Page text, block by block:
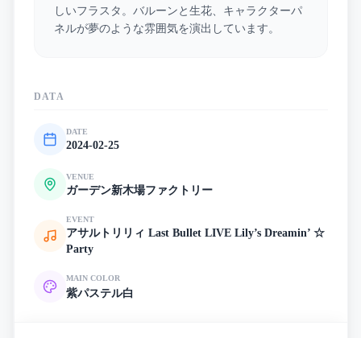
しいフラスタ。バルーンと生花、キャラクターパ
ネルが夢のような雰囲気を演出しています。
DATA
DATE
2024-02-25
VENUE
ガーデン新木場ファクトリー
EVENT
アサルトリリィ Last Bullet LIVE Lily’s Dreamin’ ☆
Party
MAIN COLOR
紫パステル白